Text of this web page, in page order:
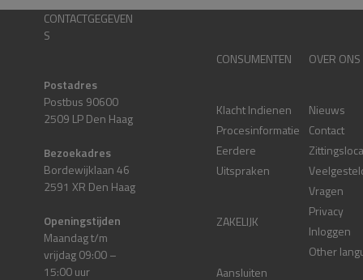
CONTACTGEGEVEN
S
Postadres
Postbus 90600
2509 LP Den Haag
Bezoekadres
Bordewijklaan 46
2591 XR Den Haag
Openingstijden
Maandag t/m
vrijdag 09:00 –
15:00 uur
CONSUMENTEN
Klacht Indienen
Procesinformatie
Eerdere
Uitspraken
ZAKELIJK
Aansluiten
OVER ONS
Nieuws
Contact
Vragen
Privacy
Inloggen
Other